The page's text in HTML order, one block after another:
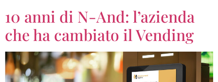
10 anni di N-And: l’azienda
che ha cambiato il Vending